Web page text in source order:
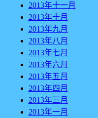
2013年十一月
2013年十月
2013年九月
2013年八月
2013年七月
2013年六月
2013年五月
2013年四月
2013年三月
2013年一月